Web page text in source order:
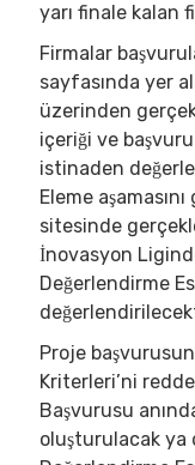
yarı finale kalan
Firmalar
sayfasında yer
üzerinden
içeriği ve
istinaden
Eleme
sitesinde
İnovasyon
Değerlendirme
Proje
Kriterleri’ni
Başvurusu
oluşturulacak ya